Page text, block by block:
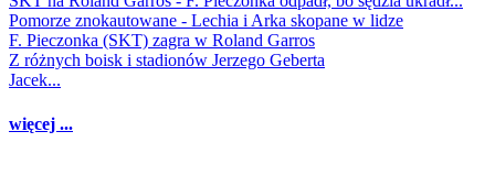
Pomorze znokautowane - Lechia i Arka skopane w lidze
F. Pieczonka (SKT) zagra w Roland Garros
Z różnych boisk i stadionów Jerzego Geberta
Jacek...
więcej ...